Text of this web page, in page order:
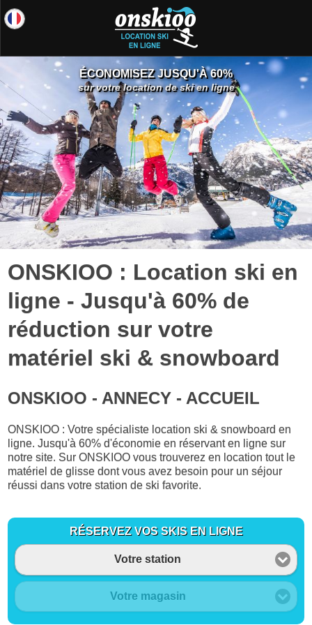
ÉCONOMISEZ JUSQU'À 60%
sur votre location de ski en ligne
ONSKIOO : Location ski en
ligne - Jusqu'à 60% de
réduction sur votre
matériel ski & snowboard
ONSKIOO - ANNECY - ACCUEIL
ONSKIOO : Votre spécialiste location ski & snowboard en
ligne. Jusqu'à 60% d'économie en réservant en ligne sur
notre site. Sur ONSKIOO vous trouverez en location tout le
matériel de glisse dont vous avez besoin pour un séjour
réussi dans votre station de ski favorite.
RÉSERVEZ VOS SKIS EN LIGNE
Votre station
Votre magasin